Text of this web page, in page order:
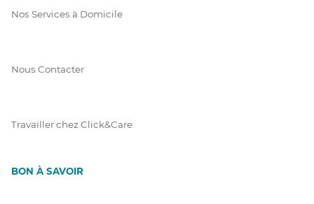
Nos Services à Domicile
Nous Contacter
Travailler chez Click&Care
BON À SAVOIR